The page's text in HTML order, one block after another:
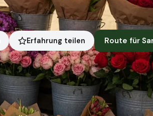
Erfahrung teilen Route für